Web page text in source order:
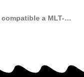
a MLT-